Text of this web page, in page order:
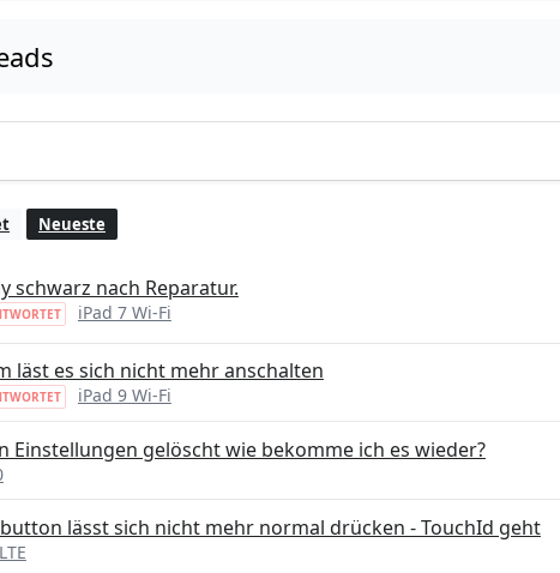
Neueste
schwarz nach Reparatur.
iPad 7 Wi-Fi
läst es sich nicht mehr anschalten
iPad 9 Wi-Fi
Einstellungen gelöscht wie bekomme ich es wieder?
lässt sich nicht mehr normal drücken - TouchId geht